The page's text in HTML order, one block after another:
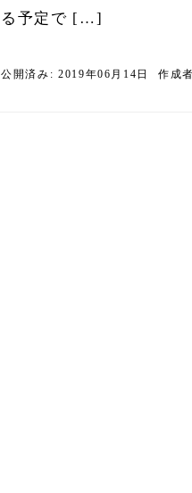
る予定で […]
公開済み: 2019年06月14日 作成